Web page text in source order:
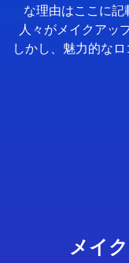
な理由はここに
人々がメイクアッ
しかし、魅力的な
メイ